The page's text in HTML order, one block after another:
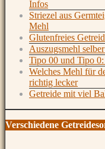
Infos
Striezel aus
Mehl
Glutenfreies
Auszugsmehl
Tipo 00 und Tipo
Welches Mehl für
richtig lecker
Getreide mit viel
Verschiedene